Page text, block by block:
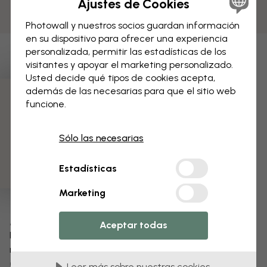
Modifica tu papel pintado
Nuestro equipo de diseño puede modificar cualquier
motivo para hacerlo único.
Cambia el tamaño o los colores
Ajustes de Cookies
Photowall y nuestros socios guardan información
en su dispositivo para ofrecer una experiencia
personalizada, permitir las estadísticas de los
visitantes y apoyar el marketing personalizado.
Usted decide qué tipos de cookies acepta,
además de las necesarias para que el sitio web
funcione.
Sólo las necesarias
Estadísticas
Marketing
Aceptar todas